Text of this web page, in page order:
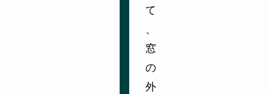
て
、
窓
の
外